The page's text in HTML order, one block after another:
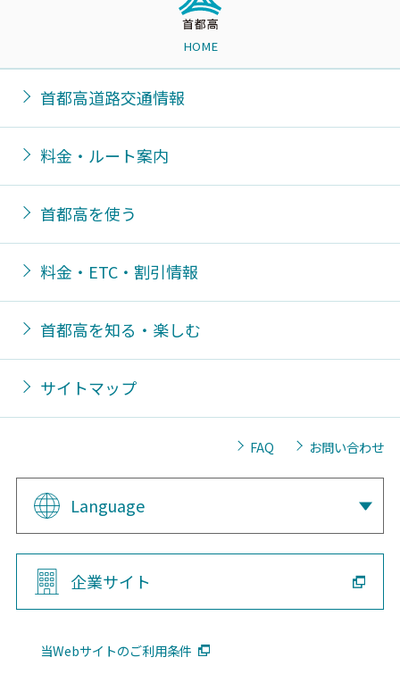
HOME
首都高道路交通情報
料金・ルート案内
首都高を使う
料金・ETC・割引情報
首都高を知る・楽しむ
サイトマップ
FAQ お問い合わせ
Language
企業サイト
当Webサイトのご利用条件